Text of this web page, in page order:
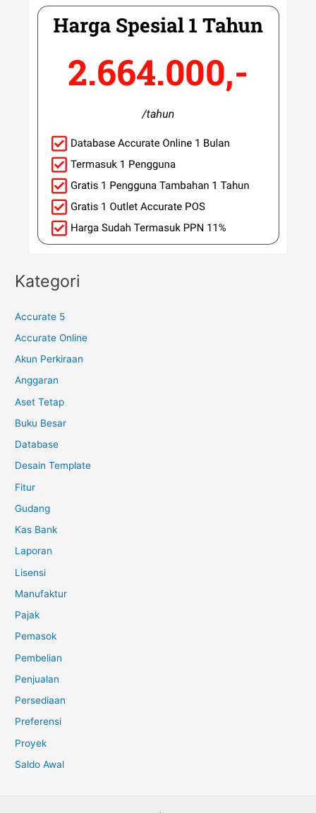
Kategori
Accurate 5
Accurate Online
Akun Perkiraan
Anggaran
Aset Tetap
Buku Besar
Database
Desain Template
Fitur
Gudang
Kas Bank
Laporan
Lisensi
Manufaktur
Pajak
Pemasok
Pembelian
Penjualan
Persediaan
Preferensi
Proyek
Saldo Awal